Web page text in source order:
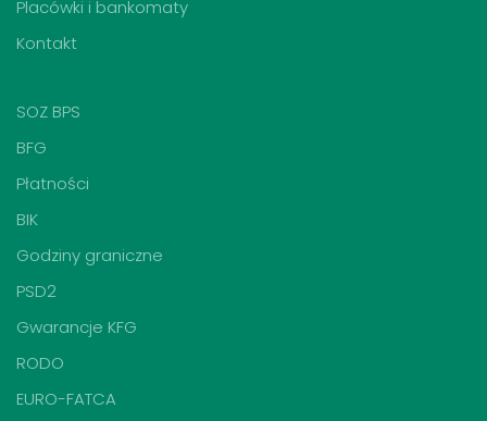
Placówki i bankomaty
Kontakt
SOZ BPS
BFG
Płatności
BIK
Godziny graniczne
PSD2
Gwarancje KFG
RODO
EURO-FATCA